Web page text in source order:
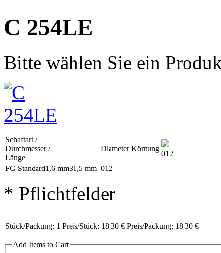
C 254LE
Bitte wählen Sie ein
Schaftart /
Durchmesser /
Länge
Diameter Körnung
012
FG Standard1,6 mm31,5 mm 012
* Pflichtfelder
Stück/Packung: 1 Preis/Stück: 18,30 € Preis/Packung: 18,30 €
Add Items to Cart